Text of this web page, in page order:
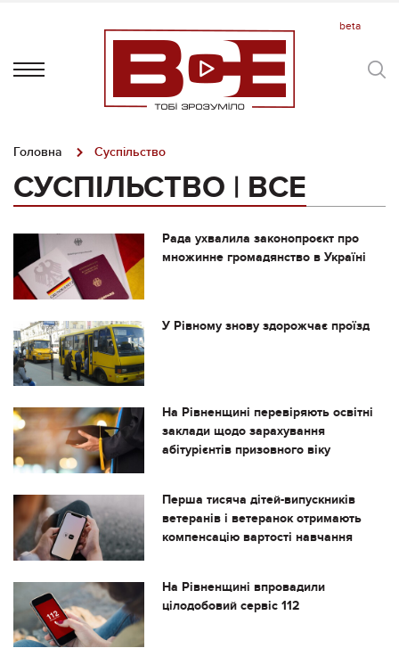
Головна Суспільство
СУСПІЛЬСТВО | ВСЕ
Рада ухвалила законопроєкт про
множинне громадянство в Україні
У Рівному знову здорожчає проїзд
На Рівненщині перевіряють освітні
заклади щодо зарахування
абітурієнтів призовного віку
Перша тисяча дітей-випускників
ветеранів і ветеранок отримають
компенсацію вартості навчання
На Рівненщині впровадили
цілодобовий сервіс 112